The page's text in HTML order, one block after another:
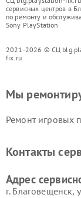
сервисных центров в
по ремонту и
Sony PlayStation
2021-2026 © СЦ
fix.ru
Мы
Ремонт игровых
Контакты
Адрес
г. Благовещенск,